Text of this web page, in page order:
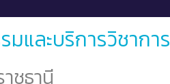
และบริการวิชาการ
ชธานี